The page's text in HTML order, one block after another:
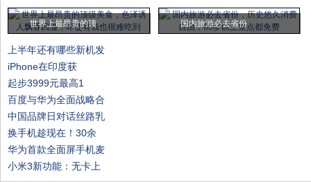
世界上最昂贵的顶 国内旅游必去省份
上半年还有哪些新机发
iPhone在印度获
起步3999元最高1
百度与华为全面战略合
中国品牌日对话丝路乳
换手机趁现在！30余
华为首款全面屏手机麦
小米3新功能：无卡上